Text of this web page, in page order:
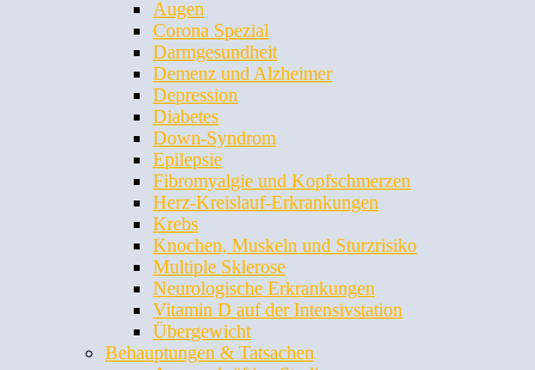
Augen
Corona Spezial
Darmgesundheit
Demenz und Alzheimer
Depression
Diabetes
Down-Syndrom
Epilepsie
Fibromyalgie und Kopfschmerzen
Herz-Kreislauf-Erkrankungen
Krebs
Knochen, Muskeln und Sturzrisiko
Multiple Sklerose
Neurologische Erkrankungen
Vitamin D auf der Intensivstation
Übergewicht
Behauptungen & Tatsachen